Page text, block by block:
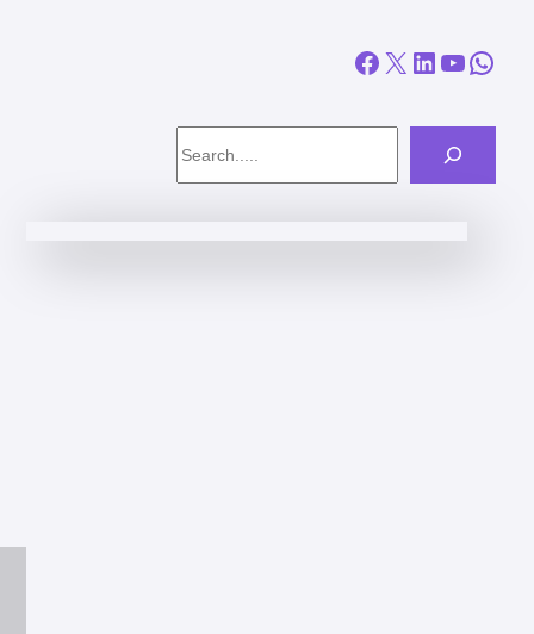
Facebook X LinkedIn YouTube WhatsApp